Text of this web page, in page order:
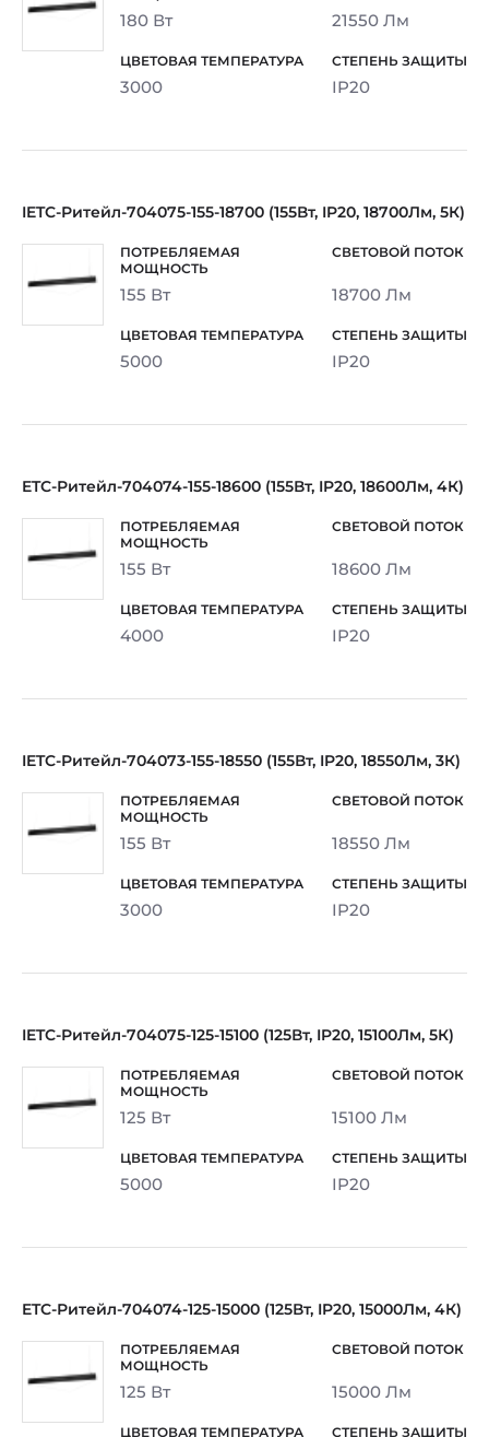
180 Вт 21550 Лм
3000 IP20
IETC-Ритейл-704075-155-18700 (155Вт, IP20, 18700Лм, 5К)
155 Вт 18700 Лм
5000 IP20
ETC-Ритейл-704074-155-18600 (155Вт, IP20, 18600Лм, 4К)
155 Вт 18600 Лм
4000 IP20
IETC-Ритейл-704073-155-18550 (155Вт, IP20, 18550Лм, 3К)
155 Вт 18550 Лм
3000 IP20
IETC-Ритейл-704075-125-15100 (125Вт, IP20, 15100Лм, 5К)
125 Вт 15100 Лм
5000 IP20
ETC-Ритейл-704074-125-15000 (125Вт, IP20, 15000Лм, 4К)
125 Вт 15000 Лм